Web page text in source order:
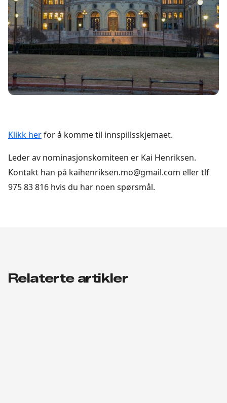
Klikk herfor å komme til innspillsskjemaet.
Leder av nominasjonskomiteen er Kai Henriksen.
Kontakt han på kaihenriksen.mo@gmail.com eller tlf
975 83 816 hvis du har noen spørsmål.
Relaterte artikler